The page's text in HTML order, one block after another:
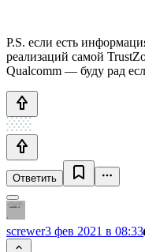
P.S. если есть
реализаций самой
Qualcomm — буду рад
Ответить
screwer3 фев 2021 в 08:33